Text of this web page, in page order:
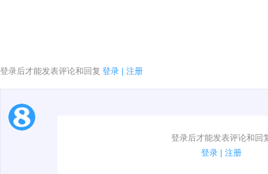
登录后才能发表评论和回复 登录 | 注册
登录后才能发表评论和回
登录 | 注册
1.电脑端新用户可以发表评论了！